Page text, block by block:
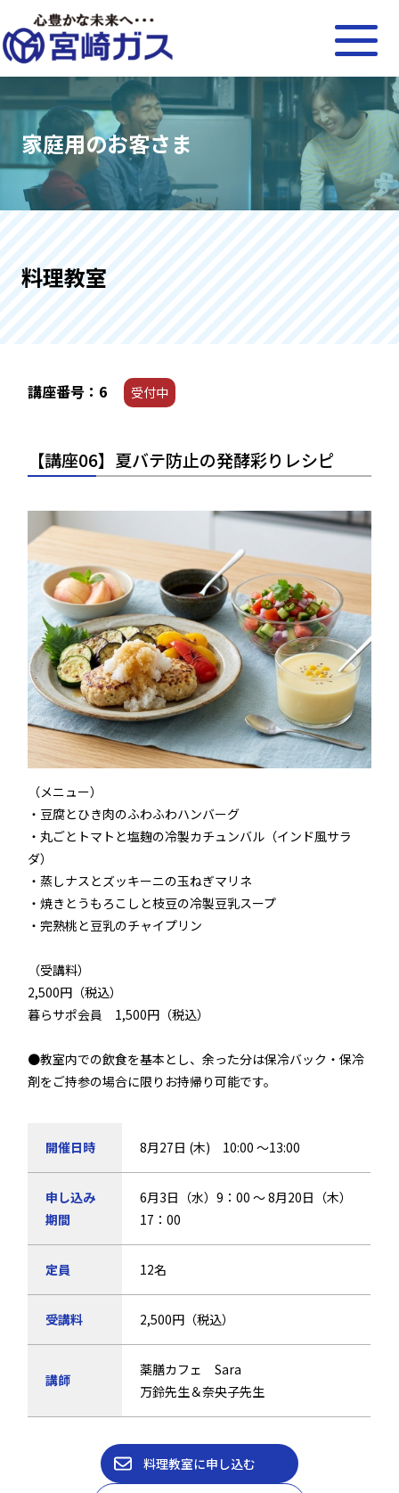
家庭用のお客さま
料理教室
講座番号：6 受付中
【講座06】夏バテ防止の発酵彩りレシピ
（メニュー）
・豆腐とひき肉のふわふわハンバーグ
・丸ごとトマトと塩麹の冷製カチュンバル（インド風サラ
ダ）
・蒸しナスとズッキーニの玉ねぎマリネ
・焼きとうもろこしと枝豆の冷製豆乳スープ
・完熟桃と豆乳のチャイプリン
（受講料）
2,500円（税込）
暮らサポ会員 1,500円（税込）
●教室内での飲食を基本とし、余った分は保冷バック・保冷
剤をご持参の場合に限りお持帰り可能です。
開催日時 8月27日 (木) 10:00 ～13:00
申し込み
期間
6月3日（水）9：00 ～ 8月20日（木）
17：00
定員 12名
受講料 2,500円（税込）
講師
薬膳カフェ Sara
万鈴先生＆奈央子先生
料理教室に申し込む